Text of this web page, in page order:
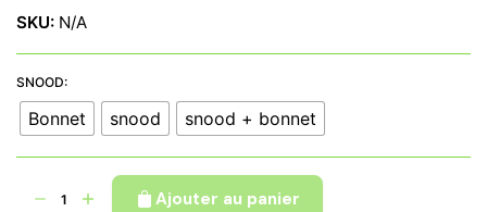
€ 10,90
€ 35,80
SKU: N/A
SNOOD:
Bonnet snood snood + bonnet
Ajouter au panier